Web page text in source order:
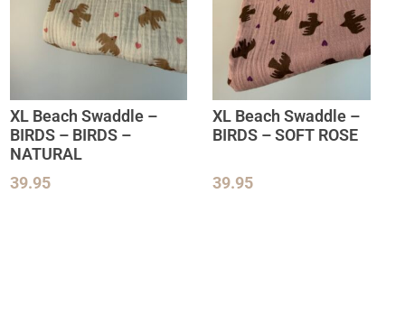
XL Beach Swaddle –
BIRDS – BIRDS –
NATURAL
39.95
XL Beach Swaddle –
BIRDS – SOFT ROSE
39.95